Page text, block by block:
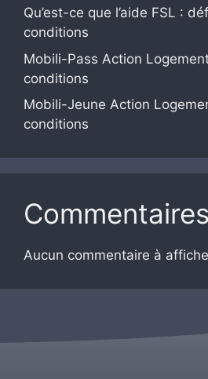
Qu’est-ce que l’aide FSL :
conditions
Mobili-Pass Action
conditions
Mobili-Jeune Action
conditions
Aucun commentaire à